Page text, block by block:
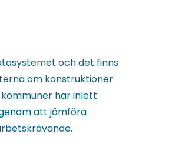
och det finns
om konstruktioner
har inlett
att jämföra